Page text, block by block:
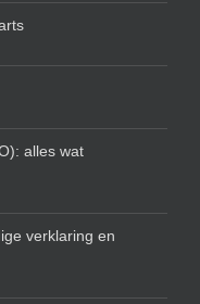
alles wat
verklaring en